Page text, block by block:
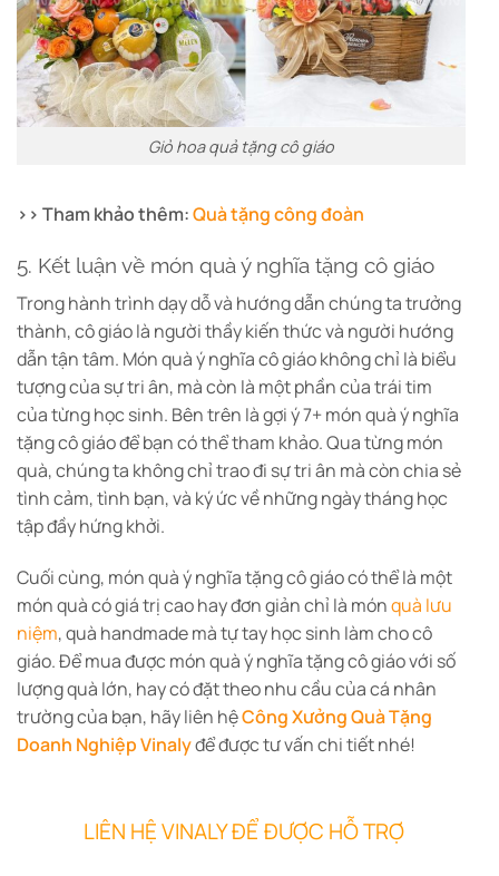
Giỏ hoa quả tặng cô giáo
>> Tham khảo thêm:Quà tặng công đoàn
5. Kết luận về món quà ý nghĩa tặng cô giáo
Trong hành trình dạy dỗ và hướng dẫn chúng ta trưởng
thành, cô giáo là người thầy kiến thức và người hướng
dẫn tận tâm. Món quà ý nghĩa cô giáo không chỉ là biểu
tượng của sự tri ân, mà còn là một phần của trái tim
của từng học sinh. Bên trên là gợi ý 7+ món quà ý nghĩa
tặng cô giáo để bạn có thể tham khảo. Qua từng món
quà, chúng ta không chỉ trao đi sự tri ân mà còn chia sẻ
tình cảm, tình bạn, và ký ức về những ngày tháng học
tập đầy hứng khởi.
Cuối cùng, món quà ý nghĩa tặng cô giáo có thể là một
món quà có giá trị cao hay đơn giản chỉ là mónquà lưu
niệm, quà handmade mà tự tay học sinh làm cho cô
giáo. Để mua được món quà ý nghĩa tặng cô giáo với số
lượng quà lớn, hay có đặt theo nhu cầu của cá nhân
trường của bạn, hãy liên hệCông Xưởng Quà Tặng
Doanh Nghiệp Vinalyđể được tư vấn chi tiết nhé!
LIÊN HỆ VINALY ĐỂ ĐƯỢC HỖ TRỢ